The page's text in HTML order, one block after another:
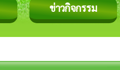
ข่าวกิจกรรม